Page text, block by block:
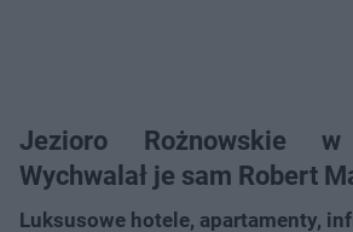
Jezioro Rożnowskie w
Wychwalał je sam Robert
Luksusowe hotele, apartamenty,